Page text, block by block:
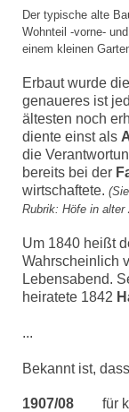
Der typische alte
Wohnteil -vorne-
einem kleinen
Erbaut wurde
genaueres ist
ältesten noch
diente einst als
die
bereits bei der
wirtschaftete.
Rubrik: Höfe in alter
Um 1840 heißt
Wahrscheinlich
Lebensabend.
heiratete 1842
...
Bekannt ist,
1907/08 für